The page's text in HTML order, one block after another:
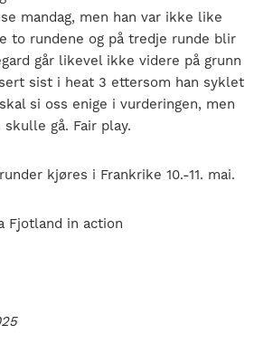
mandag, men han var ikke like
to rundene og på tredje runde blir
går likevel ikke videre på grunn
sist i heat 3 ettersom han syklet
si oss enige i vurderingen, men
gå. Fair play.
kjøres i Frankrike 10.-11. mai.
Fjotland in action